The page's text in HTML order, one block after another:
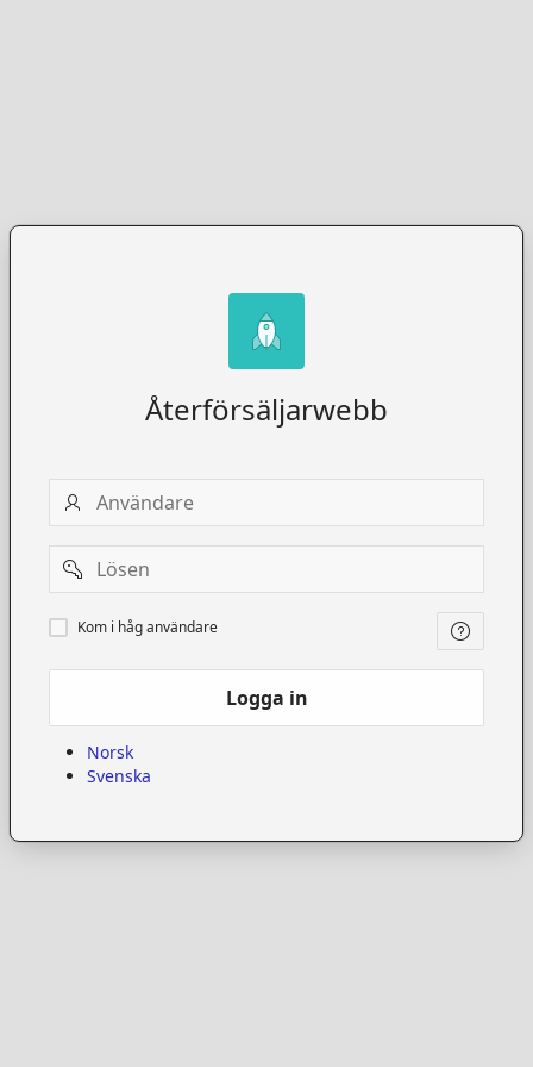
Återförsäljarwebb
Användare
Password
Kom
i
Kom i håg användare
Logga in
Norsk
Svenska